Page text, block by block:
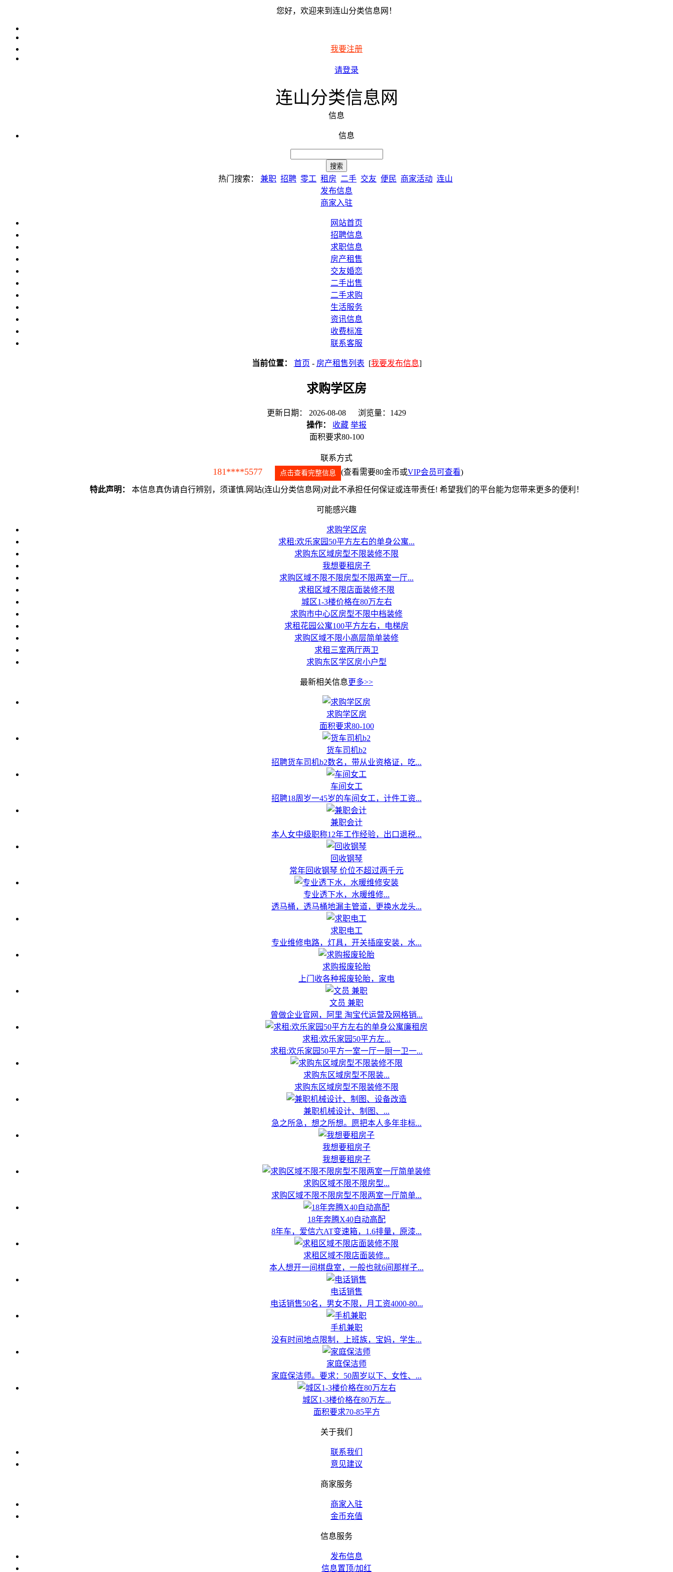
您好，欢迎来到连山分类信息网！
我要注册
请登录
连山分类信息网
信息
信息
热门搜索： 兼职 招聘 零工 租房 二手 交友 便民 商家活动 连山
发布信息
商家入驻
网站首页
招聘信息
求职信息
房产租售
交友婚恋
二手出售
二手求购
生活服务
资讯信息
收费标准
联系客服
当前位置： 首页 - 房产租售列表 [我要发布信息]
求购学区房
更新日期： 2026-08-08 浏览量：1429
操作：
收藏 举报
面积要求80-100
联系方式
181****5577 点击查看完整信息 (查看需要80金币或VIP会员可查看)
特此声明： 本信息真伪请自行辨别，须谨慎.网站(连山分类信息网)对此不承担任何保证或连带责任! 希望我们的平台能为您带来更多的便利！
可能感兴趣
求购学区房
求租:欢乐家园50平方左右的单身公寓...
求购东区域房型不限装修不限
我想要租房子
求购区域不限不限房型不限两室一厅...
求租区域不限店面装修不限
城区1-3楼价格在80万左右
求购市中心区房型不限中档装修
求租花园公寓100平方左右，电梯房
求购区域不限小高层简单装修
求租三室两厅两卫
求购东区学区房小户型
最新相关信息更多>>
求购学区房
面积要求80-100
货车司机b2
招聘货车司机b2数名，带从业资格证，吃...
车间女工
招聘18周岁一45岁的车间女工，计件工资...
兼职会计
本人女中级职称12年工作经验，出口退税...
回收钢琴
常年回收钢琴 价位不超过两千元
专业透下水，水暖维修...
透马桶，透马桶地漏主管道，更换水龙头...
求职电工
专业维修电路，灯具，开关插座安装，水...
求购报废轮胎
上门收各种报废轮胎，家电
文员 兼职
曾做企业官网，阿里 淘宝代运营及网格销...
求租:欢乐家园50平方左...
求租:欢乐家园50平方一室一厅一厨一卫一...
求购东区域房型不限装...
求购东区域房型不限装修不限
兼职机械设计、制图、...
急之所急，想之所想。愿把本人多年非标...
我想要租房子
我想要租房子
求购区域不限不限房型...
求购区域不限不限房型不限两室一厅简单...
18年奔腾X40自动高配
8年车，爱信六AT变速箱，1.6排量，原漆...
求租区域不限店面装修...
本人想开一间棋盘室，一般也就6间那样子...
电话销售
电话销售50名，男女不限，月工资4000-80...
手机兼职
没有时间地点限制，上班族，宝妈，学生...
家庭保洁师
家庭保洁师。要求：50周岁以下、女性、...
城区1-3楼价格在80万左...
面积要求70-85平方
关于我们
联系我们
意见建议
商家服务
商家入驻
金币充值
信息服务
发布信息
信息置顶/加红